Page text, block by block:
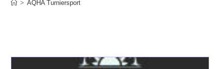
> AQHA Turniersport